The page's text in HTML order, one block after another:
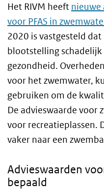
Het RIVM heeft nieuwe
voor PFAS in
2020 is vastgesteld dat
blootstelling
gezondheid.
voor het zwemwater,
gebruiken om de
De advieswaarde voor
voor recreatieplassen.
vaker naar een
Advieswaarden
bepaald